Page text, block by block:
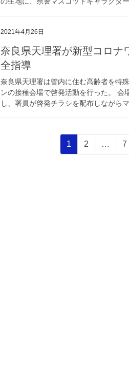
2021年4月26日
奈良県天理署が新型コロナワクチンの接種会場で防犯・交通安
全指導
奈良県天理署は管内に住む高齢者を特
ンの接種会場で啓発活動を行った。 会
し、署員が啓発チラシを配布しながら
固
定
1
固
定
2 …
固
7